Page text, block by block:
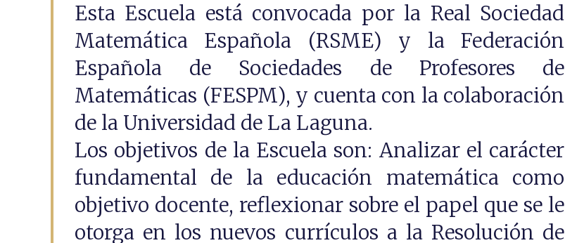
Esta Escuela está convocada por la Real Sociedad
Matemática Española (RSME) y la Federación
Española de Sociedades de Profesores de
Matemáticas (FESPM), y cuenta con la colaboración
de la Universidad de La Laguna.
Los objetivos de la Escuela son: Analizar el carácter
fundamental de la educación matemática como
objetivo docente, reflexionar sobre el papel que se le
otorga en los nuevos currículos a la Resolución de